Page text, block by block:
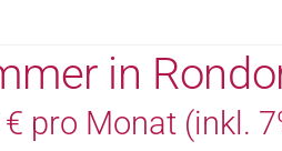
in
pro Monat (inkl.